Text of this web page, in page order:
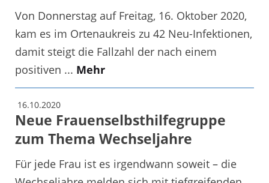
Von Donnerstag auf Freitag, 16. Oktober 2020,
kam es im Ortenaukreis zu 42 Neu-Infektionen,
damit steigt die Fallzahl der nach einem
positiven ... Mehr
16.10.2020
Neue Frauenselbsthilfegruppe
zum Thema Wechseljahre
Für jede Frau ist es irgendwann soweit – die